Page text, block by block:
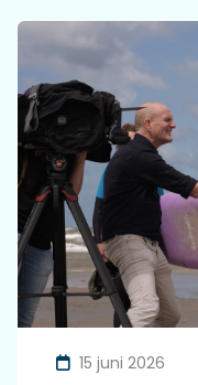
15 juni 2026